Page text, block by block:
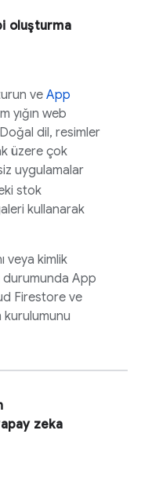
oluşturma
ve App
yığın web
Doğal dil, resimler
üzere çok
uygulamalar
stok
kullanarak
veya kimlik
App
Firestore ve
kurulumunu
zeka